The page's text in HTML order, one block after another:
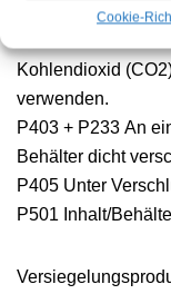
Cookie-
KEIN
Kohlendioxid
verwenden.
P403 + P233 An
Behälter dicht
P405 Unter
P501 Inhalt/Behä